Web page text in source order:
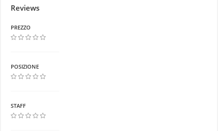
Reviews
PREZZO
POSIZIONE
STAFF